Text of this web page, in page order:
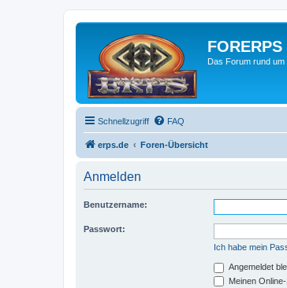
FORERPS
Das Forum rund um
Schnellzugriff FAQ
erps.de Foren-Übersicht
Anmelden
Benutzername:
Passwort:
Ich habe mein
Angemeldet
Meinen